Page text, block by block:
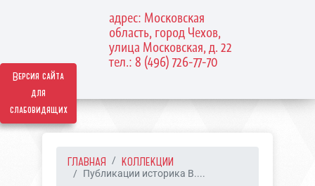
Версия сайта
для
слабовидящих
адрес: Московская
область, город Чехов,
улица Московская, д. 22
тел.: 8 (496) 726-77-70
ГЛАВНАЯ КОЛЛЕКЦИИ
Публикации историка В....